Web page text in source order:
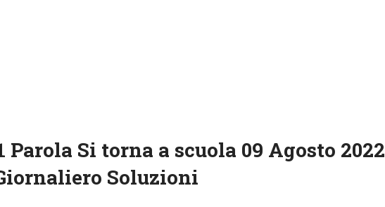
Si torna a scuola 09 Agosto 2022
Soluzioni